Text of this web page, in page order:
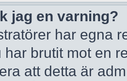
jag en varning?
har egna
har brutit mot en
att detta är